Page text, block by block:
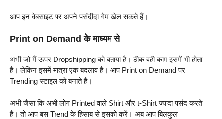
आप इन वेबसाइट पर अपने पसंदीदा गेम खेल सकते हैं।
Print on Demand के माध्यम से
अभी जो मैं ऊपर Dropshipping को बताया है। ठीक वही काम इसमें भी होता
है। लेकिन इसमें मात्रा एक बदलाव है। आप Print on Demand पर
Trending स्टाइल को बनाते हैं।
अभी जैसा कि अभी लोग Printed वाले Shirt और t-Shirt ज्यादा पसंद करते
हैं। तो आप बस Trend के हिसाब से इसको करें। अब आप बिलकुल